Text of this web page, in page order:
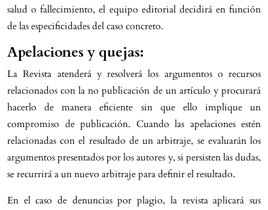
salud o fallecimiento, el equipo editorial decidirá en función
de las especificidades del caso concreto.
Apelaciones y quejas:
La Revista atenderá y resolverá los argumentos o recursos
relacionados con la no publicación de un artículo y procurará
hacerlo de manera eficiente sin que ello implique un
compromiso de publicación. Cuando las apelaciones estén
relacionadas con el resultado de un arbitraje, se evaluarán los
argumentos presentados por los autores y, si persisten las dudas,
se recurrirá a un nuevo arbitraje para definir el resultado.
En el caso de denuncias por plagio, la revista aplicará sus